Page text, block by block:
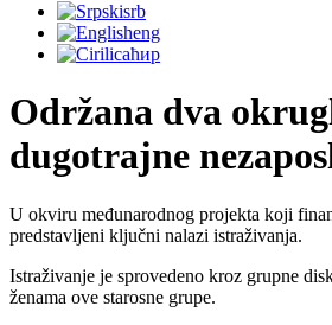
srb
eng
ћир
Održana dva
dugotrajne
U okviru međunarodnog projekta koji
predstavljeni ključni nalazi istraživanja.
Istraživanje je sprovedeno kroz grupne
ženama ove starosne grupe.